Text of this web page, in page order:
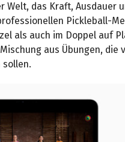
Welt, das Kraft, Ausdauer
Pickleball-
als auch im Doppel auf
aus Übungen, die